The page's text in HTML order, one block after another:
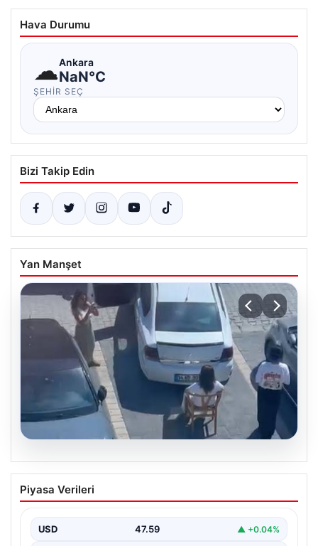
Hava Durumu
☁Ankara
NaN°C
ŞEHIR SEÇ
Bizi Takip Edin
Yan Manşet
05.08.2026
Yalova’da İlginç Olay: Sandalye Engel
Olunca Araç Park Etmedi
gerçekleşen bu ilginç olay, bölge sakinlerinin ve
çevredekilerin…
Piyasa Verileri
USD 47.59 ▲ +0.04%